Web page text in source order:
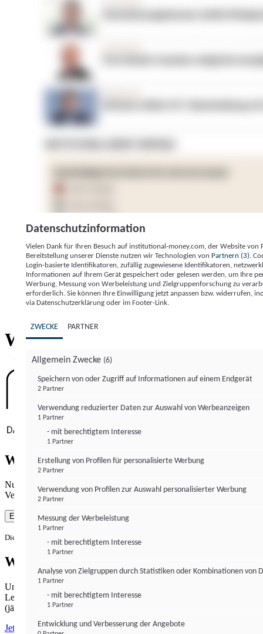
Institutional Money
ImpressumDatenschutzerklärung
Willkommen bei
Wie gewohnt mit Werbung lesen
Nutzen Sie institutional-money.com mit Ihrer Zustimmung zur
Verwendung von Cookies für Webanalyse und Werbemaßnahmen.
Einverstanden
Die Zustimmung ist jederzeit widerrufbar.
Werbefrei lesen
Unabhängiger Journalismus hat seinen Preis.
Lesen Sie institutional-money.com PUR für 33,99€ pro Monat
(jährliche Abrechnung).
Jetzt abonnieren
Datenschutzinformation
Vielen Dank für Ihren Besuch auf institutional-money.com, der Website von
Bereitstellung unserer Dienste nutzen wir Technologien von Partnern (3) .
Login-basierte Identifikatoren, zufällig zugewiesene Identifikatoren,
Informationen auf Ihrem Gerät gespeichert oder gelesen werden, um Ihre
Werbung, Messung von Werbeleistung und Zielgruppenforschung zu
erforderlich. Sie können Ihre Einwilligung jetzt anpassen bzw. widerrufen,
via Datenschutzerklärung oder im Footer-Link.
ZWECKE PARTNER
Allgemein Zwecke (6)
Speichern von oder Zugriff auf Informationen auf einem Endgerät
2 Partner
Verwendung reduzierter Daten zur Auswahl von Werbeanzeigen
1 Partner
- mit berechtigtem Interesse
1 Partner
Erstellung von Profilen für personalisierte Werbung
2 Partner
Verwendung von Profilen zur Auswahl personalisierter Werbung
2 Partner
Messung der Werbeleistung
1 Partner
- mit berechtigtem Interesse
1 Partner
Analyse von Zielgruppen durch Statistiken oder Kombinationen von
1 Partner
- mit berechtigtem Interesse
1 Partner
Entwicklung und Verbesserung der Angebote